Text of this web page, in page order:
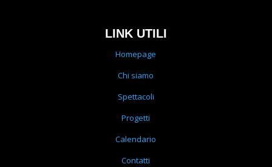
LINK UTILI
Homepage
Chi siamo
Spettacoli
Progetti
Calendario
Contatti